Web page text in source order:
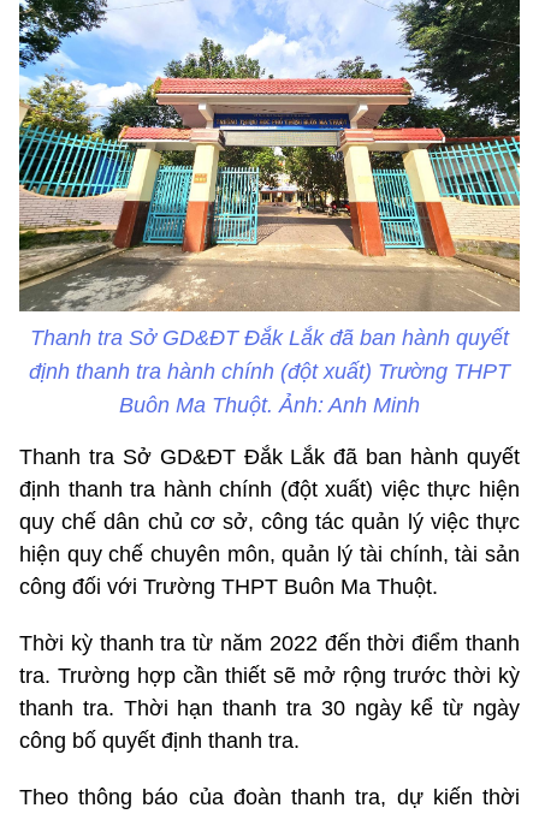
Thanh tra Sở GD&ĐT Đắk Lắk đã ban hành quyết
định thanh tra hành chính (đột xuất) Trường THPT
Buôn Ma Thuột. Ảnh: Anh Minh
Thanh tra Sở GD&ĐT Đắk Lắk đã ban hành quyết
định thanh tra hành chính (đột xuất) việc thực hiện
quy chế dân chủ cơ sở, công tác quản lý việc thực
hiện quy chế chuyên môn, quản lý tài chính, tài sản
công đối với Trường THPT Buôn Ma Thuột.
Thời kỳ thanh tra từ năm 2022 đến thời điểm thanh
tra. Trường hợp cần thiết sẽ mở rộng trước thời kỳ
thanh tra. Thời hạn thanh tra 30 ngày kể từ ngày
công bố quyết định thanh tra.
Theo thông báo của đoàn thanh tra, dự kiến thời